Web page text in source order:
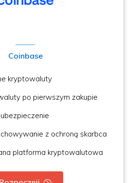
Coinbase
kryptowaluty
po pierwszym zakupie
z ochroną skarbca
platforma kryptowalutowa